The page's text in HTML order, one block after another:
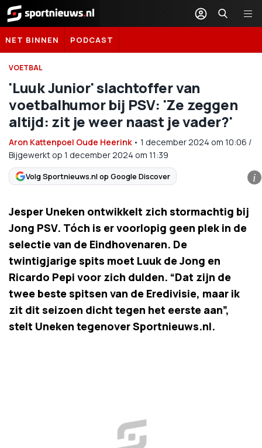
Sportnieuws.nl
NET BINNEN PODCAST
VOETBAL
'Luuk Junior' slachtoffer van
voetbalhumor bij PSV: 'Ze zeggen
altijd: zit je weer naast je vader?'
Aron Kattenpoel Oude Heerink• 1 december 2024 om 10:06 /
Bijgewerkt op 1 december 2024 om 11:39
Volg Sportnieuws.nl op Google Discover i
Jesper Uneken ontwikkelt zich stormachtig bij
Jong PSV. Tóch is er voorlopig geen plek in de
selectie van de Eindhovenaren. De
twintigjarige spits moet Luuk de Jong en
Ricardo Pepi voor zich dulden. “Dat zijn de
twee beste spitsen van de Eredivisie, maar ik
zit dit seizoen dicht tegen het eerste aan”,
stelt Uneken tegenover Sportnieuws.nl.